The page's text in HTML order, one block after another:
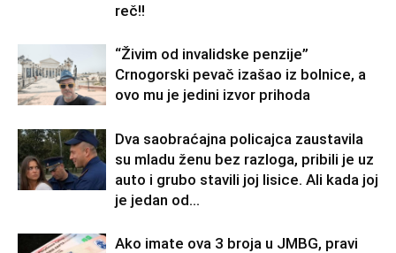
reč!!
“Živim od invalidske penzije”
Crnogorski pevač izašao iz bolnice, a
ovo mu je jedini izvor prihoda
Dva saobraćajna policajca zaustavila
su mladu ženu bez razloga, pribili je uz
auto i grubo stavili joj lisice. Ali kada joj
je jedan od...
Ako imate ova 3 broja u JMBG, pravi